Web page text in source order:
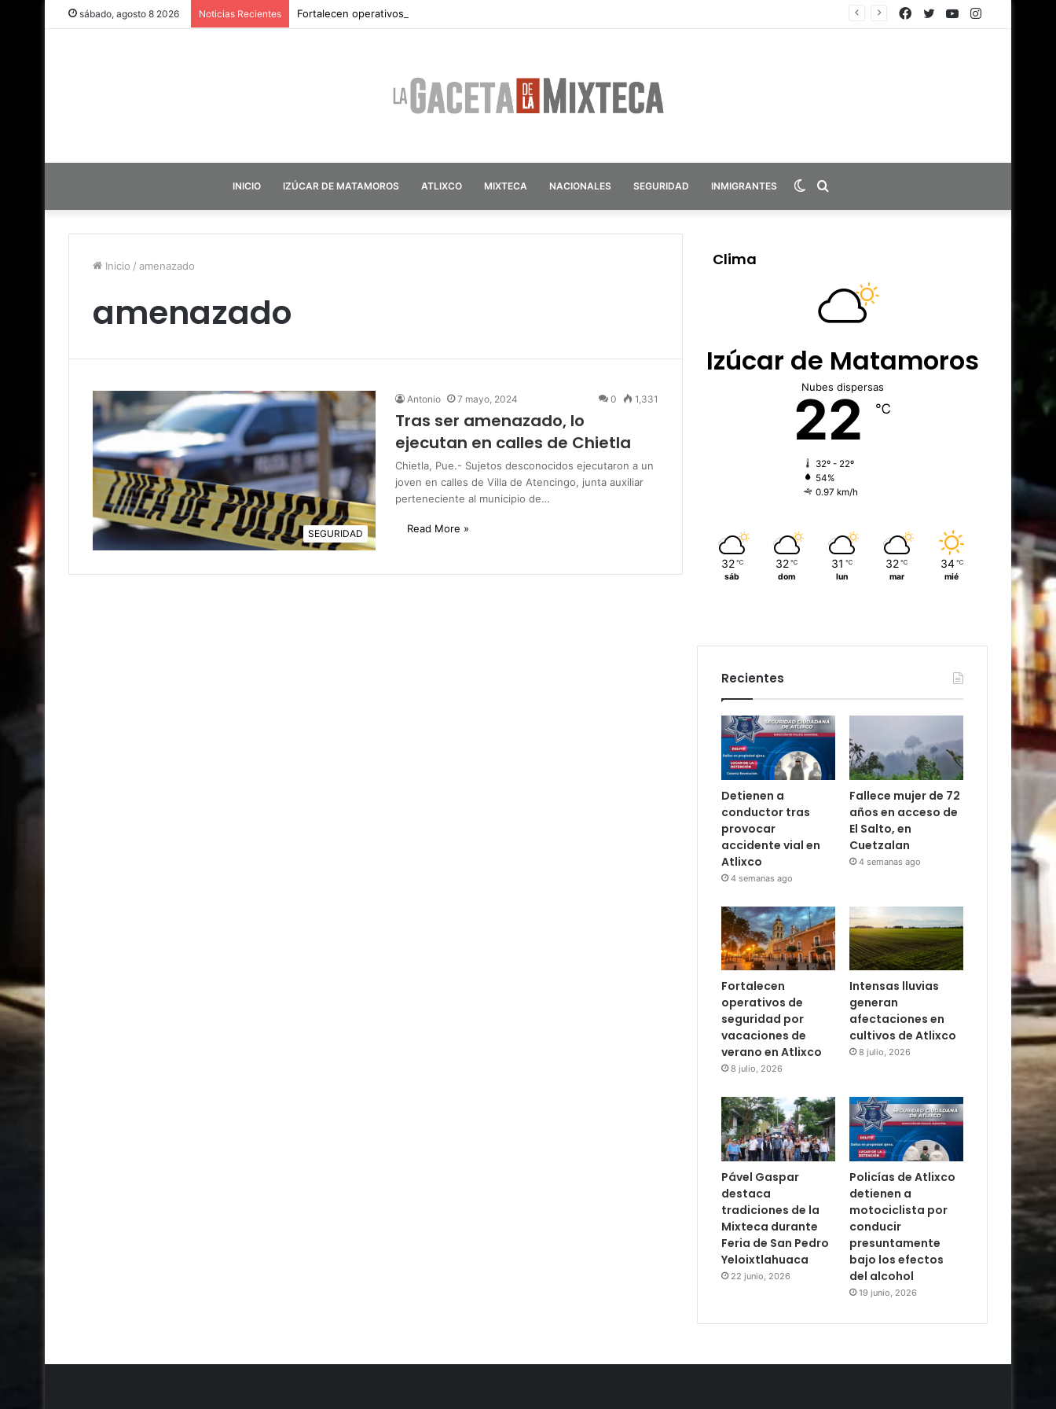
sábado, agosto 8 2026 Noticias Recientes Fortalecen operativos de seguridad por vacaciones de verano en Atlixco Instagram
YouTube
Twitter
Facebook
INICIO IZÚCAR DE MATAMOROS ATLIXCO MIXTECA NACIONALES SEGURIDAD INMIGRANTES Switch
Inicio / amenazado
amenazado
SEGURIDAD
Antonio 7 mayo, 2024 0 1,331
Tras ser amenazado, lo
ejecutan en calles de Chietla
Chietla, Pue.- Sujetos desconocidos ejecutaron a un
joven en calles de Villa de Atencingo, junta auxiliar
perteneciente al municipio de…
Read More »
Clima
Izúcar de Matamoros
Nubes dispersas
22 ℃
32º - 22º
54%
0.97 km/h
32 ℃
sáb
32 ℃
dom
31 ℃
lun
32 ℃
mar
34 ℃
mié
Recientes
Detienen a
conductor tras
provocar
accidente vial en
Atlixco
4 semanas ago
Fallece mujer de 72
años en acceso de
El Salto, en
Cuetzalan
4 semanas ago
Fortalecen
operativos de
seguridad por
vacaciones de
verano en Atlixco
8 julio, 2026
Intensas lluvias
generan
afectaciones en
cultivos de Atlixco
8 julio, 2026
Pável Gaspar
destaca
tradiciones de la
Mixteca durante
Feria de San Pedro
Yeloixtlahuaca
22 junio, 2026
Policías de Atlixco
detienen a
motociclista por
conducir
presuntamente
bajo los efectos
del alcohol
19 junio, 2026